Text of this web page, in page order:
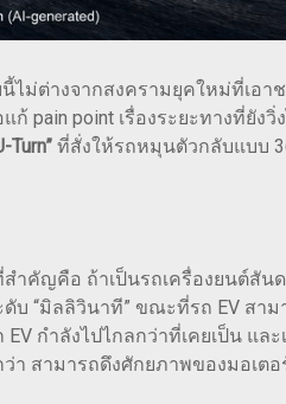
ม่ต่างจากสงครามยุคใหม่ที่เอา
แก้ pain point เรื่องระยะทางที่ยั
Turn” ที่สั่งให้รถหมุนตัวกลับแบบ
ำคัญคือ ถ้าเป็นรถเครื่องยนต์สัน
ดับ “มิลลิวินาที” ขณะที่รถ EV ส
กำลังไปไกลกว่าที่เคยเป็น แล
า สามารถดึงศักยภาพของมอเต